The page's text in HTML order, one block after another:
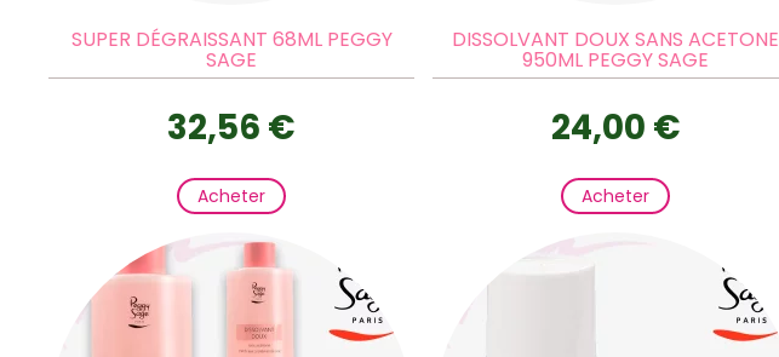
SUPER DÉGRAISSANT 68ML PEGGY
SAGE
32,56 €
Acheter
DISSOLVANT DOUX SANS ACETONE
950ML PEGGY SAGE
24,00 €
Acheter